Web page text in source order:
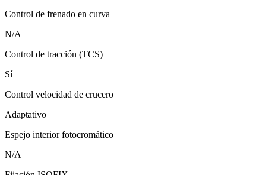
Control de frenado en curva
N/A
Control de tracción (TCS)
Sí
Control velocidad de crucero
Adaptativo
Espejo interior fotocromático
N/A